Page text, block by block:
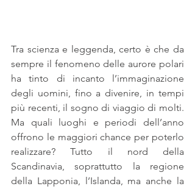
Tra scienza e leggenda, certo è che da
sempre il fenomeno delle aurore polari
ha tinto di incanto l’immaginazione
degli uomini, fino a divenire, in tempi
più recenti, il sogno di viaggio di molti.
Ma quali luoghi e periodi dell’anno
offrono le maggiori chance per poterlo
realizzare? Tutto il nord della
Scandinavia, soprattutto la regione
della Lapponia, l’Islanda, ma anche la